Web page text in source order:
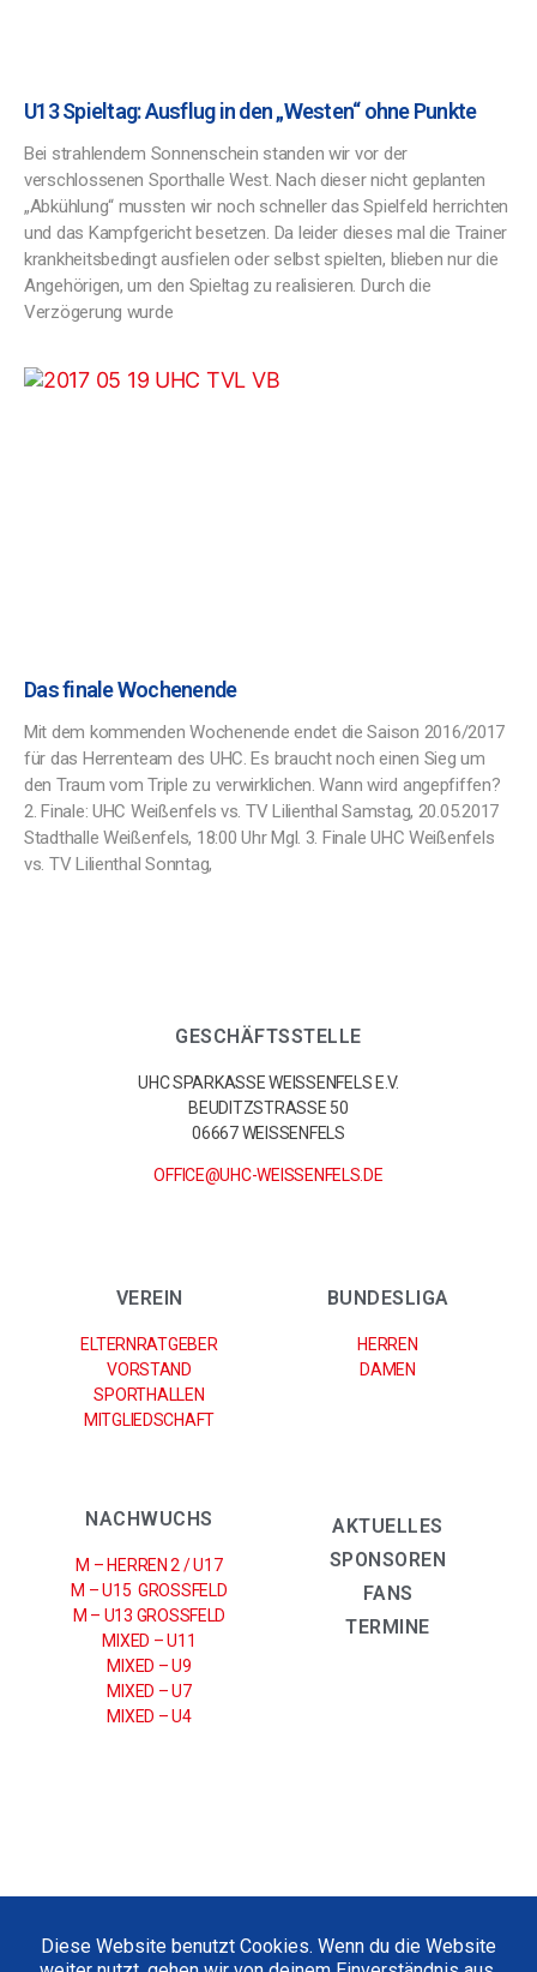
U13 Spieltag: Ausflug in den „Westen“ ohne Punkte
Bei strahlendem Sonnenschein standen wir vor der
verschlossenen Sporthalle West. Nach dieser nicht geplanten
„Abkühlung“ mussten wir noch schneller das Spielfeld herrichten
und das Kampfgericht besetzen. Da leider dieses mal die Trainer
krankheitsbedingt ausfielen oder selbst spielten, blieben nur die
Angehörigen, um den Spieltag zu realisieren. Durch die
Verzögerung wurde
Das finale Wochenende
Mit dem kommenden Wochenende endet die Saison 2016/2017
für das Herrenteam des UHC. Es braucht noch einen Sieg um
den Traum vom Triple zu verwirklichen. Wann wird angepfiffen?
2. Finale: UHC Weißenfels vs. TV Lilienthal Samstag, 20.05.2017
Stadthalle Weißenfels, 18:00 Uhr Mgl. 3. Finale UHC Weißenfels
vs. TV Lilienthal Sonntag,
GESCHÄFTSSTELLE
UHC SPARKASSE WEISSENFELS E.V.
BEUDITZSTRASSE 50
06667 WEISSENFELS
OFFICE@UHC-WEISSENFELS.DE
VEREIN
ELTERNRATGEBER
VORSTAND
SPORTHALLEN
MITGLIEDSCHAFT
BUNDESLIGA
HERREN
DAMEN
NACHWUCHS
M – HERREN 2 / U17
M – U15 GROSSFELD
M – U13 GROSSFELD
MIXED – U11
MIXED – U9
MIXED – U7
MIXED – U4
AKTUELLES
SPONSOREN
FANS
TERMINE
Diese Website benutzt Cookies. Wenn du die Website